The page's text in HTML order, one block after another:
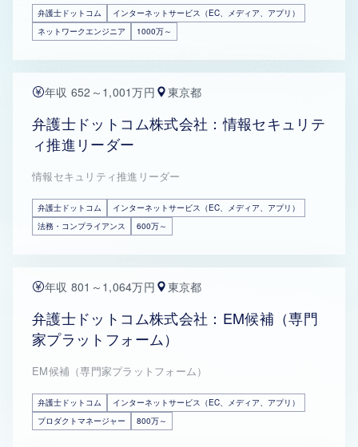
弁護士ドットコム
インターネットサービス（EC、メディア、アプリ）
ネットワークエンジニア
1000万～
年収 652～1,001万円 東京都
弁護士ドットコム株式会社：情報セキュリテ
ィ推進リーダー
情報セキュリティ推進リーダー
弁護士ドットコム
インターネットサービス（EC、メディア、アプリ）
法務・コンプライアンス
600万～
年収 801～1,064万円 東京都
弁護士ドットコム株式会社：EM候補（専門
家プラットフォーム）
EM候補（専門家プラットフォーム）
弁護士ドットコム
インターネットサービス（EC、メディア、アプリ）
プロダクトマネージャー
800万～